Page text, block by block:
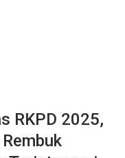
RKPD 2025,